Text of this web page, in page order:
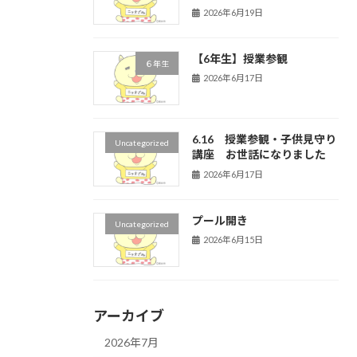
2026年6月19日
６年生 【6年生】授業参観
2026年6月17日
Uncategorized
6.16 授業参観・子供見守り
講座 お世話になりました
2026年6月17日
Uncategorized プール開き
2026年6月15日
アーカイブ
2026年7月